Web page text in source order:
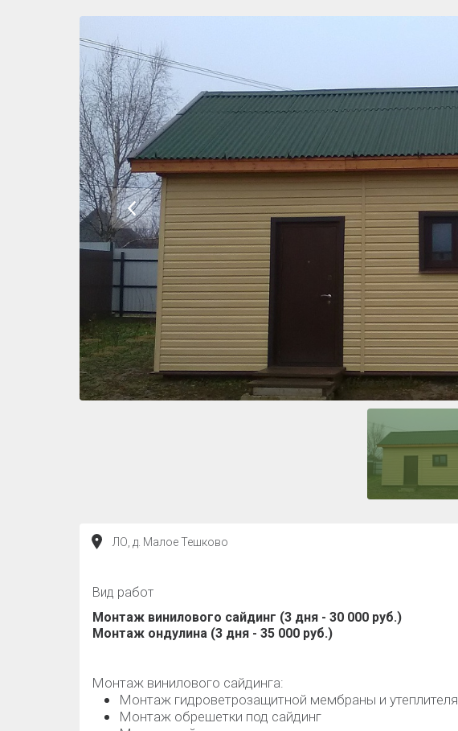
ЛО, д. Малое Тешково
Вид работ
Монтаж винилового сайдинг (3 дня - 30 000 руб.)
Монтаж ондулина (3 дня - 35 000 руб.)
Монтаж винилового сайдинга:
Монтаж гидроветрозащитной мембраны и утеплителя
Монтаж обрешетки под сайдинг